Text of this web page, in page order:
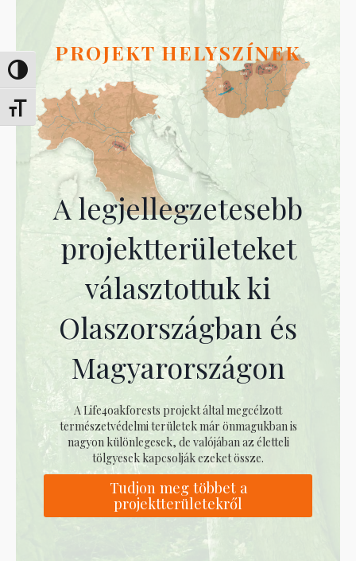
Umschalten auf hohe Kontraste
Schrift vergrößern
PROJEKT HELYSZÍNEK
A legjellegzetesebb
projektterületeket
választottuk ki
Olaszországban és
Magyarországon
A Life4oakforests projekt által megcélzott
természetvédelmi területek már önmagukban is
nagyon különlegesek, de valójában az életteli
tölgyesek kapcsolják ezeket össze.
Tudjon meg többet a
projektterületekről